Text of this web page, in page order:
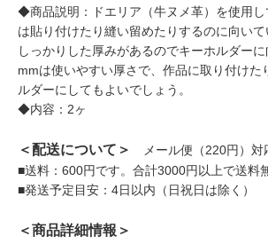
◆商品説明：ドエリア（牛ヌメ革）を使用
は貼り付けたり縫い留めたりするのに向い
しっかりした厚みがあるのでキーホルダー
mmは使いやすい厚さで、作品に取り付けた
ルダーにしてもよいでしょう。
◆内容：2ヶ
＜配送について＞
メール便（220円）対
■送料：600円です。合計3000円以上で送料
■発送予定目安：4日以内（日祝日は除く）
＜商品詳細情報＞